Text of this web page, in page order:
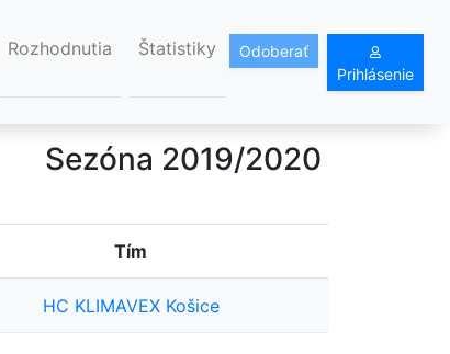
Rozhodnutia Štatistiky
Odoberať
Prihlásenie
Sezóna 2019/2020
Tím
HC KLIMAVEX Košice